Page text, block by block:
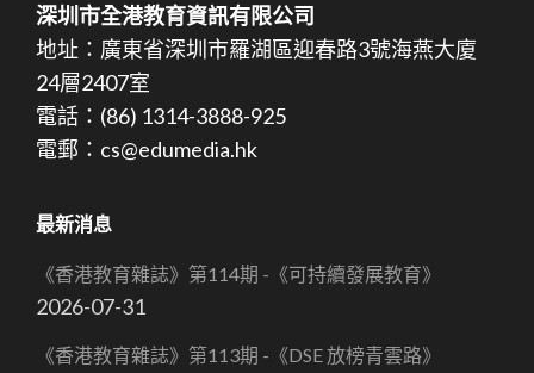
深圳市全港教育資訊有限公司
地址：廣東省深圳市羅湖區迎春路3號海燕大廈
24層2407室
電話：(86) 1314-3888-925
電郵：cs@edumedia.hk
最新消息
《香港教育雜誌》第114期 -《可持續發展教育》
2026-07-31
《香港教育雜誌》第113期 -《DSE 放榜青雲路》